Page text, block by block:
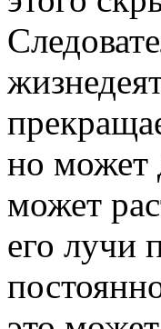
но может
может
его лучи